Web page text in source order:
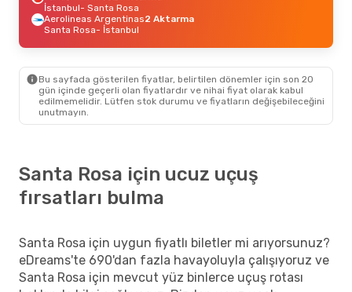
İstanbul- Santa Rosa
Aerolineas Argentinas2 Aktarma
Santa Rosa- İstanbul
Bu sayfada gösterilen fiyatlar, belirtilen dönemler için son 20
gün içinde geçerli olan fiyatlardır ve nihai fiyat olarak kabul
edilmemelidir. Lütfen stok durumu ve fiyatların değişebileceğini
unutmayın.
Santa Rosa için ucuz uçuş
fırsatları bulma
Santa Rosa için uygun fiyatlı biletler mi arıyorsunuz?
eDreams'te 690'dan fazla havayoluyla çalışıyoruz ve
Santa Rosa için mevcut yüz binlerce uçuş rotası